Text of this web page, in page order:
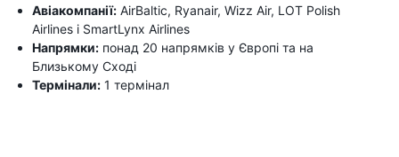
Авіакомпанії: AirBaltic, Ryanair, Wizz Air, LOT Polish
Airlines і SmartLynx Airlines
Напрямки: понад 20 напрямків у Європі та на
Близькому Сході
Термінали: 1 термінал